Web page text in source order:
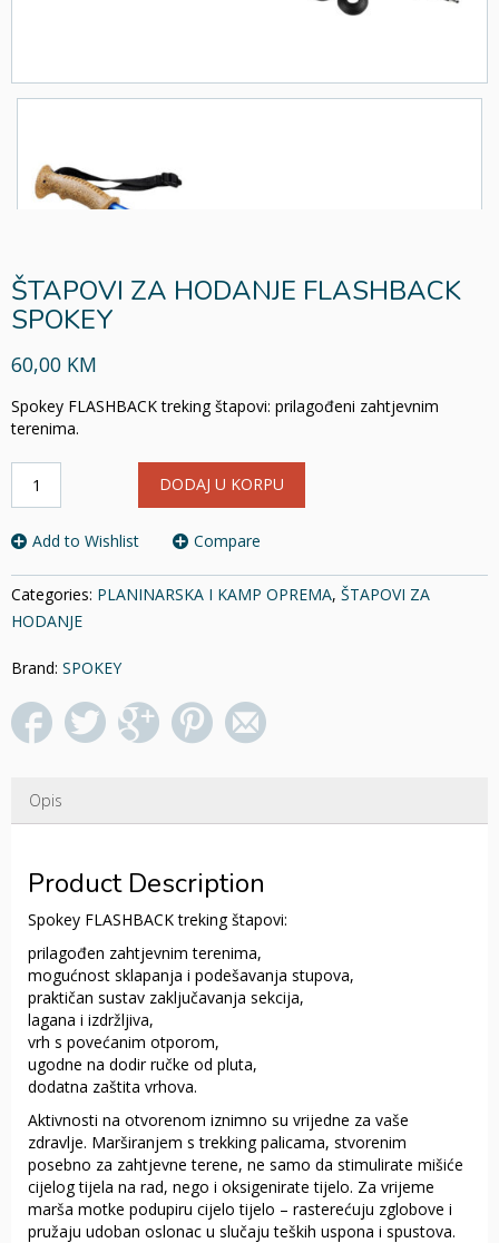
ŠTAPOVI ZA HODANJE FLASHBACK
SPOKEY
60,00 KM
Spokey FLASHBACK treking štapovi: prilagođeni zahtjevnim
terenima.
FLASHBACK
količina
DODAJ U KORPU
Add to Wishlist Compare
Categories: PLANINARSKA I KAMP OPREMA, ŠTAPOVI ZA
HODANJE
Brand: SPOKEY
Opis
Product Description
Spokey FLASHBACK treking štapovi:
prilagođen zahtjevnim terenima,
mogućnost sklapanja i podešavanja stupova,
praktičan sustav zaključavanja sekcija,
lagana i izdržljiva,
vrh s povećanim otporom,
ugodne na dodir ručke od pluta,
dodatna zaštita vrhova.
Aktivnosti na otvorenom iznimno su vrijedne za vaše
zdravlje. Marširanjem s trekking palicama, stvorenim
posebno za zahtjevne terene, ne samo da stimulirate mišiće
cijelog tijela na rad, nego i oksigenirate tijelo. Za vrijeme
marša motke podupiru cijelo tijelo – rasterećuju zglobove i
pružaju udoban oslonac u slučaju teških uspona i spustova.